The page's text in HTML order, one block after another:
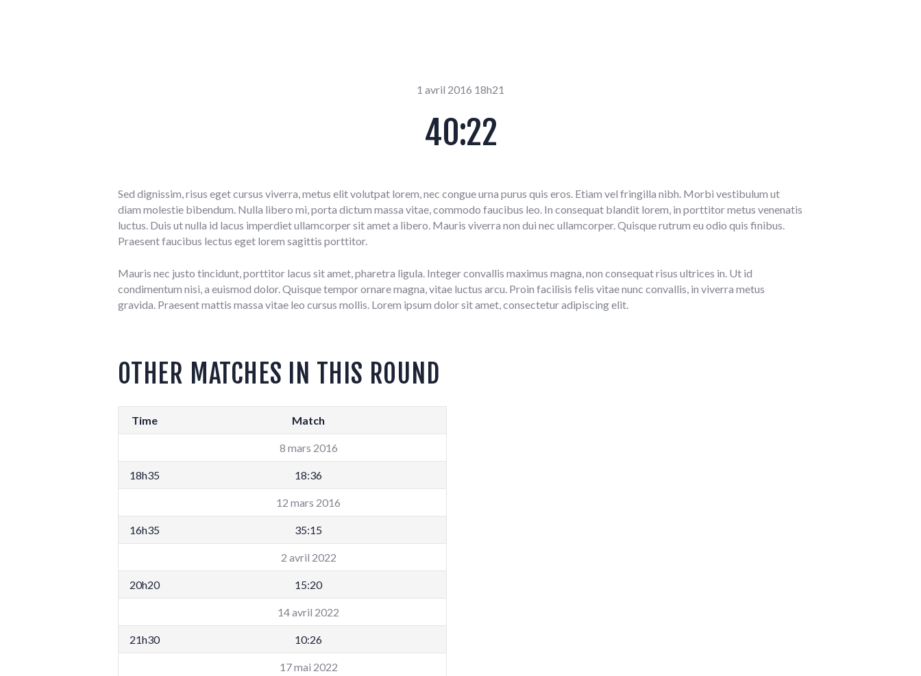
1 avril 2016 18h21
40:22
Sed dignissim, risus eget cursus viverra, metus elit volutpat lorem, nec congue urna purus quis eros. Etiam vel fringilla nibh. Morbi vestibulum ut
diam molestie bibendum. Nulla libero mi, porta dictum massa vitae, commodo faucibus leo. In consequat blandit lorem, in porttitor metus venenatis
luctus. Duis ut nulla id lacus imperdiet ullamcorper sit amet a libero. Mauris viverra non dui nec ullamcorper. Quisque rutrum eu odio quis finibus.
Praesent faucibus lectus eget lorem sagittis porttitor.
Mauris nec justo tincidunt, porttitor lacus sit amet, pharetra ligula. Integer convallis maximus magna, non consequat risus ultrices in. Ut id
condimentum nisi, a euismod dolor. Quisque tempor ornare magna, vitae luctus arcu. Proin facilisis felis vitae nunc convallis, in viverra metus
gravida. Praesent mattis massa vitae leo cursus mollis. Lorem ipsum dolor sit amet, consectetur adipiscing elit.
OTHER MATCHES IN THIS ROUND
Time Match
8 mars 2016
18h35 18:36
12 mars 2016
16h35 35:15
2 avril 2022
20h20 15:20
14 avril 2022
21h30 10:26
17 mai 2022